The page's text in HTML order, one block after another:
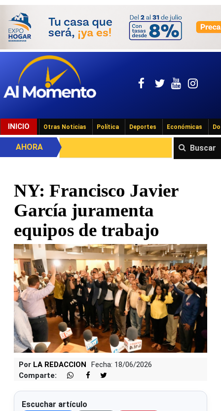
INICIO Otras Noticias Política Deportes Económicas
Buscar
AHORA
NY: Francisco Javier
García juramenta
equipos de trabajo
Por LA REDACCION
Fecha: 18/06/2026
Comparte:
Escuchar artículo